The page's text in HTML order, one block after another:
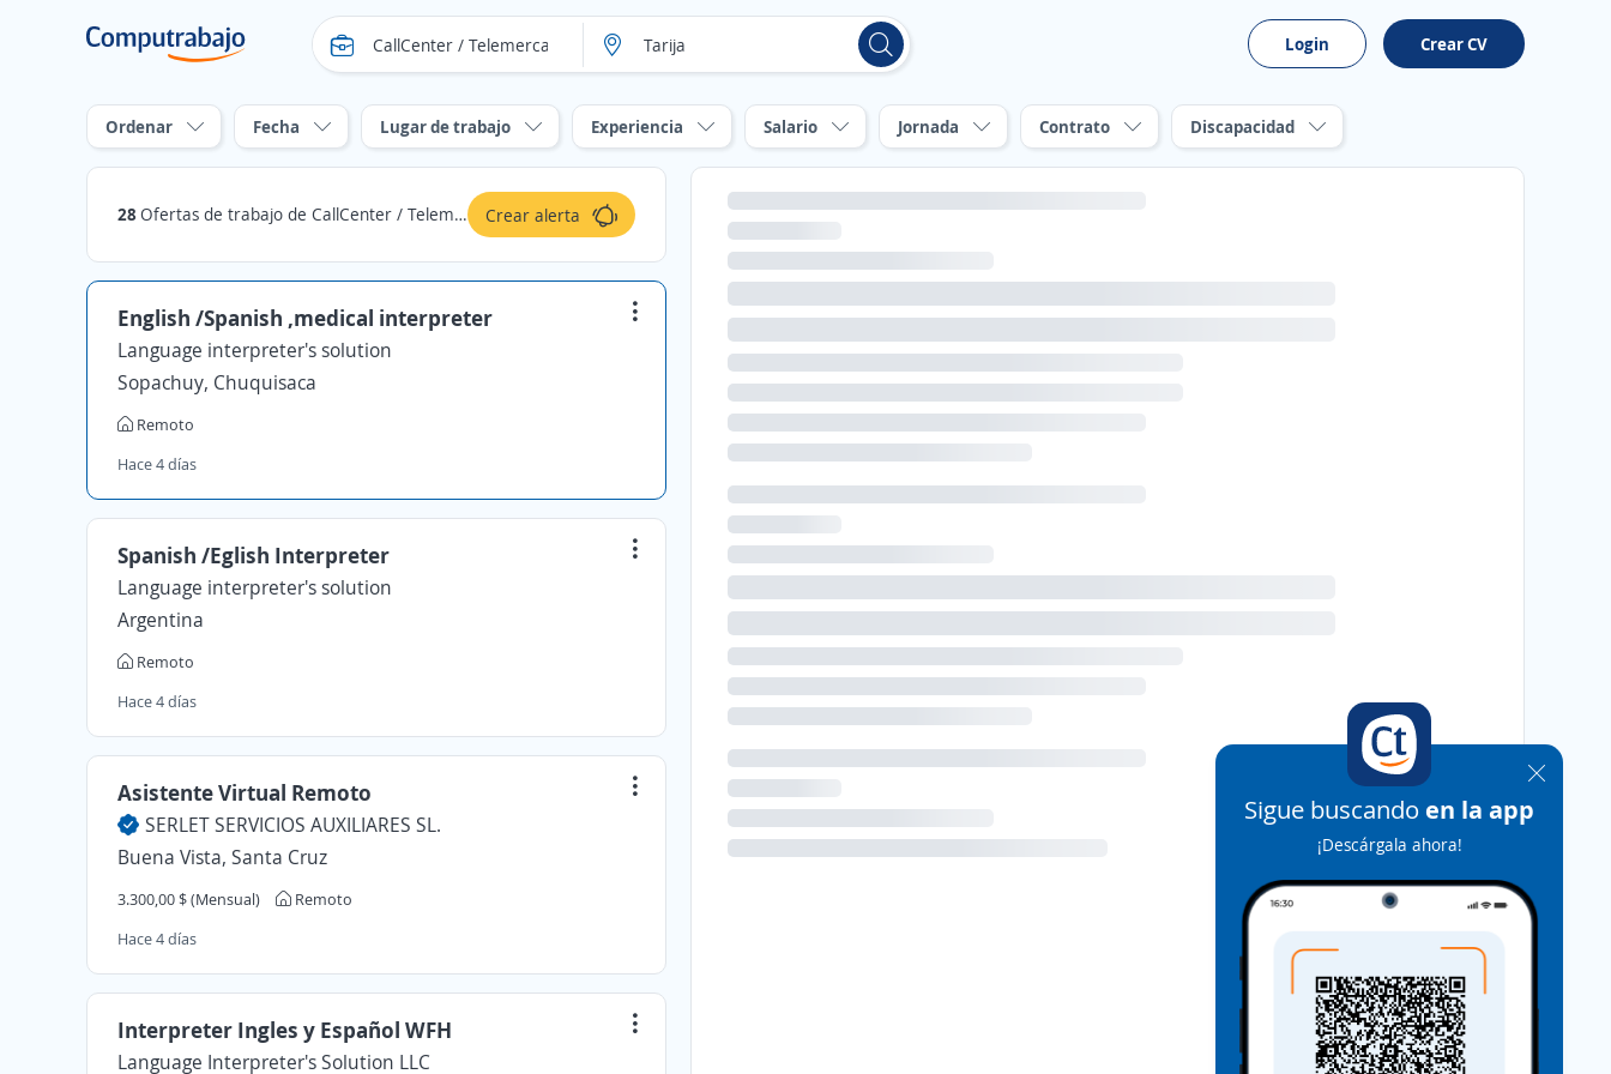
Login Crear CV
Ordenar Fecha Lugar de trabajo Experiencia Salario Jornada Contrato Discapacidad
28 Ofertas de trabajo de CallCenter / Telemercadeo en Tarija Crear alerta
English /Spanish ,medical interpreter
Language interpreter's solution
Sopachuy, Chuquisaca
Remoto
Hace 4 días
Spanish /Eglish Interpreter
Language interpreter's solution
Argentina
Remoto
Hace 4 días
Asistente Virtual Remoto
SERLET SERVICIOS AUXILIARES SL.
Buena Vista, Santa Cruz
3.300,00 $ (Mensual)
Remoto
Hace 4 días
Interpreter Ingles y Español WFH
Language Interpreter's Solution LLC
Sigue buscando en la app
¡Descárgala ahora!